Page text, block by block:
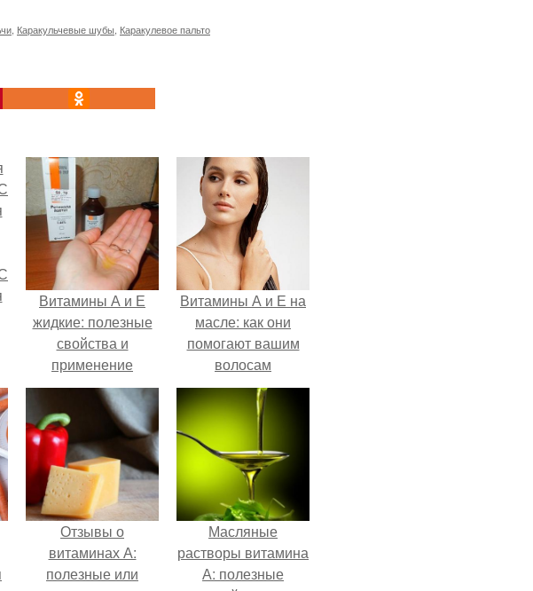
Каракульчевые шубы Каракулевое пальто
Витамины А и Е
жидкие: полезные
свойства и
применение
Витамины А и Е на
масле: как они
помогают вашим
волосам
Отзывы о
витаминах А:
полезные или
Масляные
растворы витамина
А: полезные